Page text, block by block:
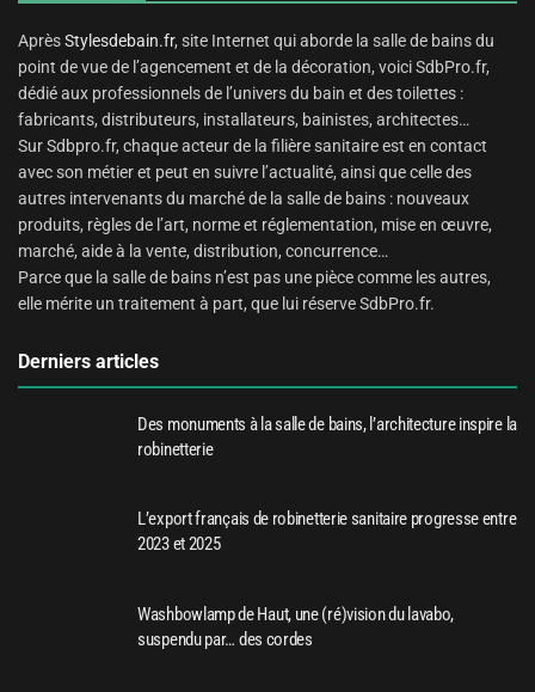
AprèsStylesdebain.fr, site Internet qui aborde la salle de bains du
point de vue de l’agencement et de la décoration, voici SdbPro.fr,
dédié aux professionnels de l’univers du bain et des toilettes :
fabricants, distributeurs, installateurs, bainistes, architectes…
Sur Sdbpro.fr, chaque acteur de la filière sanitaire est en contact
avec son métier et peut en suivre l’actualité, ainsi que celle des
autres intervenants du marché de la salle de bains : nouveaux
produits, règles de l’art, norme et réglementation, mise en œuvre,
marché, aide à la vente, distribution, concurrence…
Parce que la salle de bains n’est pas une pièce comme les autres,
elle mérite un traitement à part, que lui réserve SdbPro.fr.
Derniers articles
Des monuments à la salle de bains, l’architecture inspire la
robinetterie
L’export français de robinetterie sanitaire progresse entre
2023 et 2025
Washbowlamp de Haut, une (ré)vision du lavabo,
suspendu par… des cordes